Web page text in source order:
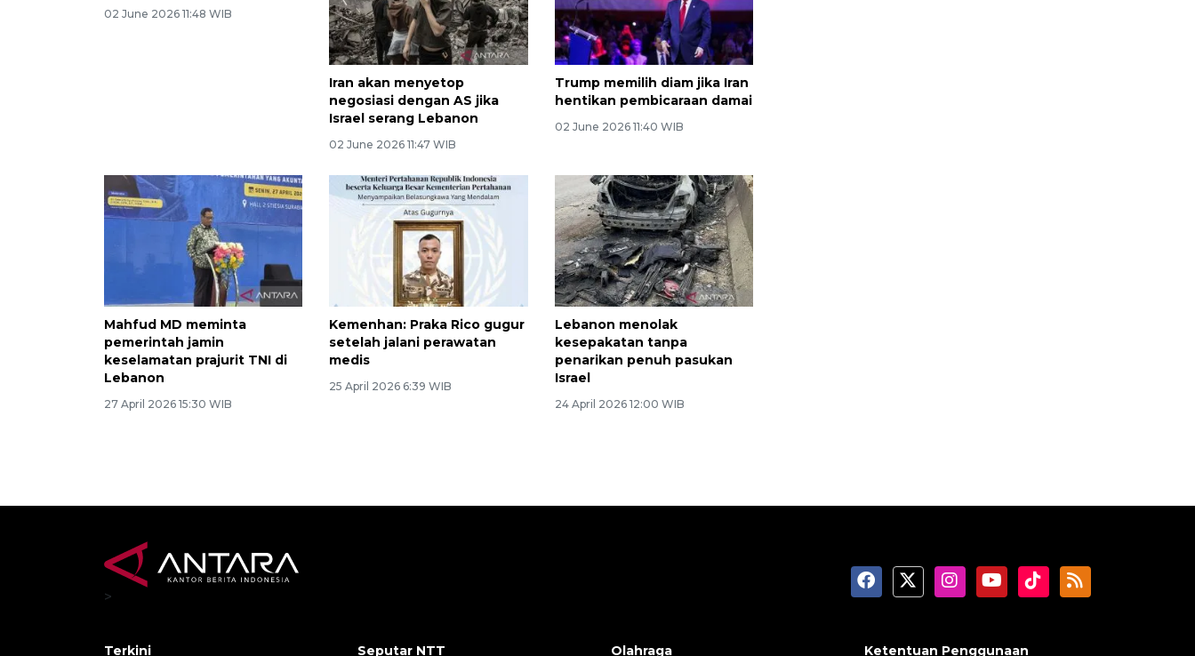
Iran akan menyetop
negosiasi dengan AS jika
Israel serang Lebanon
02 June 2026 11:47 WIB
Trump memilih diam jika Iran
hentikan pembicaraan damai
02 June 2026 11:40 WIB
Mahfud MD meminta
pemerintah jamin
keselamatan prajurit TNI di
Lebanon
27 April 2026 15:30 WIB
Kemenhan: Praka Rico gugur
setelah jalani perawatan
medis
25 April 2026 6:39 WIB
Lebanon menolak
kesepakatan tanpa
penarikan penuh pasukan
Israel
24 April 2026 12:00 WIB
>
Terkini Seputar NTT Olahraga Ketentuan Penggunaan